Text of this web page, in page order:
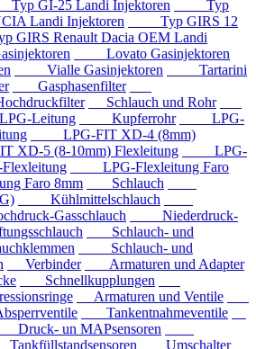
GI-25 Landi Injektoren
Typ
Landi Injektoren
Typ GIRS 12
Renault Dacia OEM Landi
Lovato Gasinjektoren
Vialle Gasinjektoren
Tartarini
Gasphasenfilter
Schlauch und Rohr
Leitung Kupferrohr
LPG-
LPG-FIT XD-4 (8mm)
5 (8-10mm) Flexleitung
LPG-
LPG-Flexleitung Faro
Faro 8mm
Schlauch
Kühlmittelschlauch
Gasschlauch
Niederdruck-
Schlauch- und
Schlauch- und
Verbinder
Armaturen und Adapter
Schnellkupplungen
Armaturen und Ventile
Tankentnahmeventile
un MAPsensoren
Umschalter